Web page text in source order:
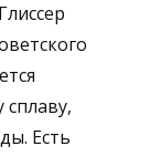
Есть